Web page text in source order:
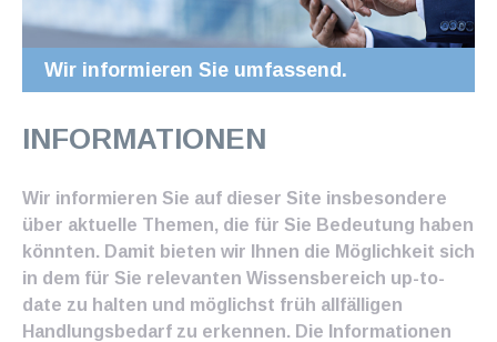
Wir informieren Sie umfassend.
INFORMATIONEN
Wir informieren Sie auf dieser Site insbesondere
über aktuelle Themen, die für Sie Bedeutung haben
könnten. Damit bieten wir Ihnen die Möglichkeit sich
in dem für Sie relevanten Wissensbereich up-to-
date zu halten und möglichst früh allfälligen
Handlungsbedarf zu erkennen. Die Informationen